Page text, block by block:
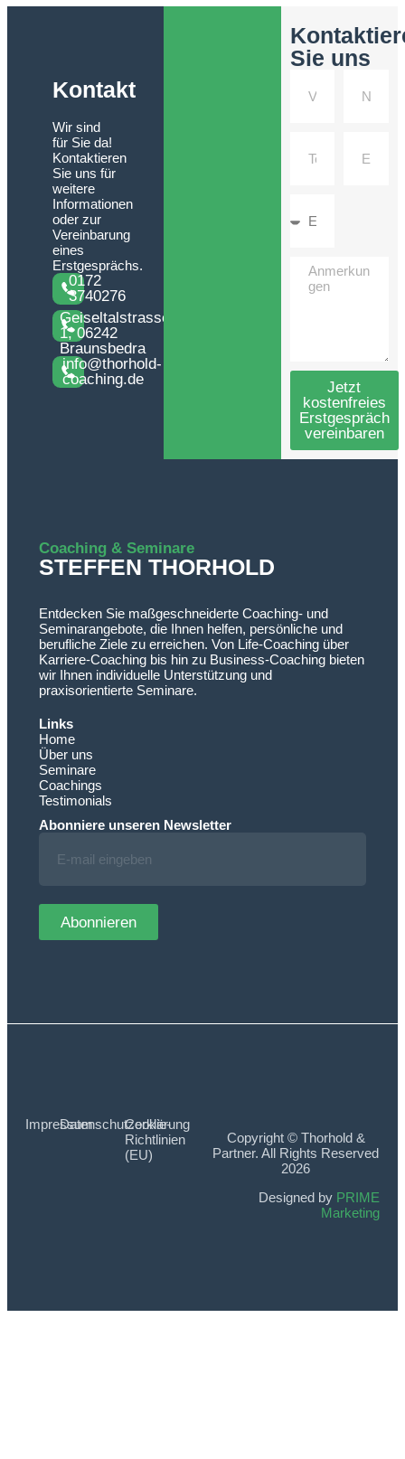
Kontakt
Wir sind
für Sie da!
Kontaktieren
Sie uns für
weitere
Informationen
oder zur
Vereinbarung
eines
Erstgesprächs.
0172
3740276
Geiseltalstrasse
1, 06242
Braunsbedra
info@thorhold-
coaching.de
Sie uns
Jetzt
kostenfreies
Erstgespräch
vereinbaren
Alternative:
Coaching & Seminare
STEFFEN THORHOLD
Entdecken Sie maßgeschneiderte Coaching- und
Seminarangebote, die Ihnen helfen, persönliche und
berufliche Ziele zu erreichen. Von Life-Coaching über
Karriere-Coaching bis hin zu Business-Coaching bieten
wir Ihnen individuelle Unterstützung und
praxisorientierte Seminare.
Links
Home
Über uns
Seminare
Coachings
Testimonials
Abonniere unseren Newsletter
Abonnieren
ImpressumDatenschutzerklärung
Cookie-
Richtlinien
(EU)
Copyright © Thorhold &
Partner. All Rights Reserved
2026
Designed by PRIME
Marketing